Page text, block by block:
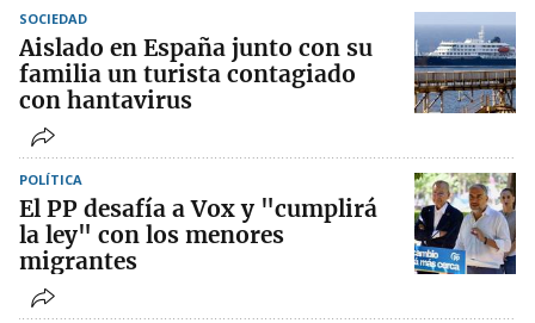
SOCIEDAD
Aislado en España junto con su
familia un turista contagiado
con hantavirus
POLÍTICA
El PP desafía a Vox y "cumplirá
la ley" con los menores
migrantes